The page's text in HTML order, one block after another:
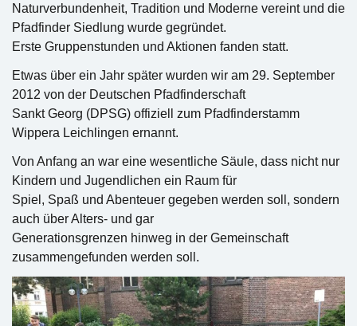
Naturverbundenheit, Tradition und Moderne vereint und die
Pfadfinder Siedlung wurde gegründet.
Erste Gruppenstunden und Aktionen fanden statt.
Etwas über ein Jahr später wurden wir am 29. September
2012 von der Deutschen Pfadfinderschaft
Sankt Georg (DPSG) offiziell zum Pfadfinderstamm
Wippera Leichlingen ernannt.
Von Anfang an war eine wesentliche Säule, dass nicht nur
Kindern und Jugendlichen ein Raum für
Spiel, Spaß und Abenteuer gegeben werden soll, sondern
auch über Alters- und gar
Generationsgrenzen hinweg in der Gemeinschaft
zusammengefunden werden soll.